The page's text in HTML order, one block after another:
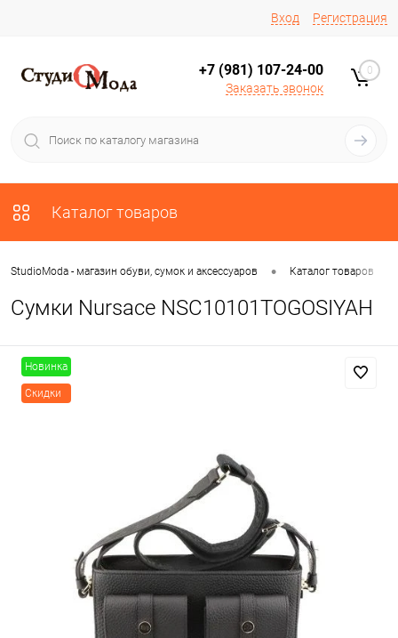
Вход Регистрация
+7 (981) 107-24-00
Заказать звонок
0
Каталог товаров
StudioModa - магазин обуви, сумок и аксессуаров • Каталог товаров
Сумки Nursace NSC10101TOGOSIYAH
Новинка
Скидки